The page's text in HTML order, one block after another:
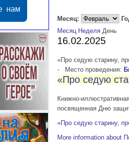
Напишите нам
Месяц:
Месяц Неделя День
16.02.2025
«Про седую старину,
-
Место проведения:
«Про седую
Книжно-
посвященная Дню
«Про седую старину,
More information about